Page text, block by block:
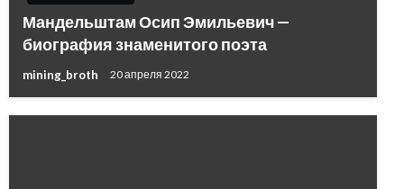
Мандельштам Осип Эмильевич —
биография знаменитого поэта
mining_broth 20 апреля 2022